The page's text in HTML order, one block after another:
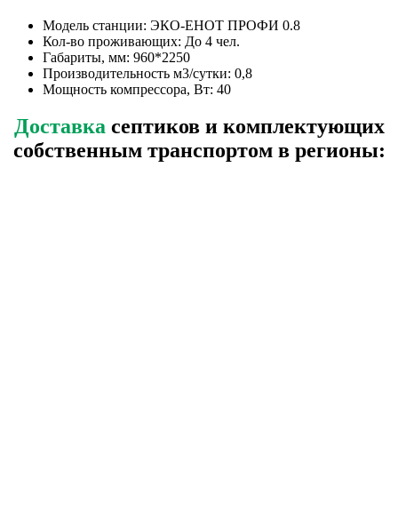
Модель станции: ЭКО-ЕНОТ ПРОФИ 0.8
Кол-во проживающих: До 4 чел.
Габариты, мм: 960*2250
Производительность м3/сутки: 0,8
Мощность компрессора, Вт: 40
Доставка септиков и комплектующих
собственным транспортом в регионы: